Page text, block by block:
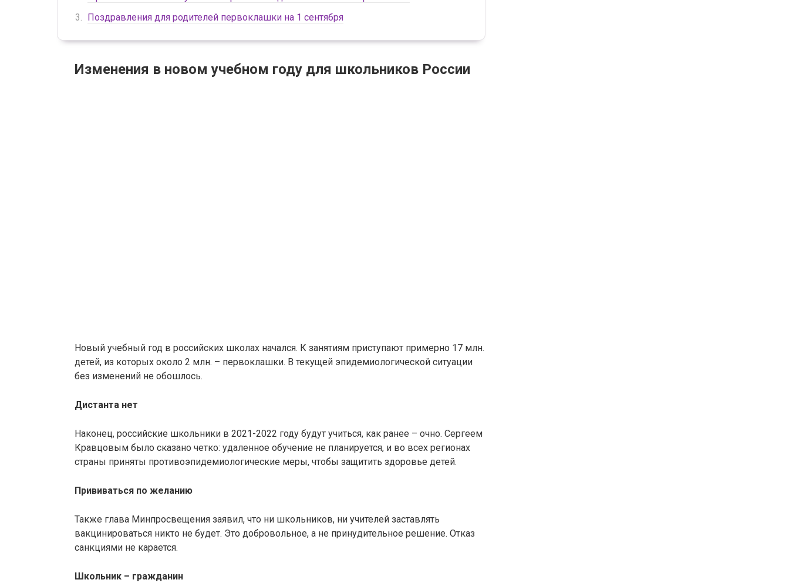
Поздравления для родителей первоклашки на 1 сентября
Изменения в новом учебном году для школьников России
Новый учебный год в российских школах начался. К занятиям приступают примерно 17 млн.
детей, из которых около 2 млн. – первоклашки. В текущей эпидемиологической ситуации
без изменений не обошлось.
Дистанта нет
Наконец, российские школьники в 2021-2022 году будут учиться, как ранее – очно. Сергеем
Кравцовым было сказано четко: удаленное обучение не планируется, и во всех регионах
страны приняты противоэпидемиологические меры, чтобы защитить здоровье детей.
Прививаться по желанию
Также глава Минпросвещения заявил, что ни школьников, ни учителей заставлять
вакцинироваться никто не будет. Это добровольное, а не принудительное решение. Отказ
санкциями не карается.
Школьник – гражданин